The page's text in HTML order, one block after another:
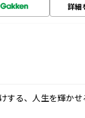
詳細
する、人生を輝かせ